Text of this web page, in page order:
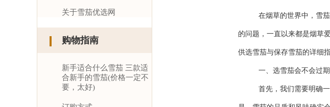
关于雪茄优选网
购物指南
新手适合什么雪茄 三款适
合新手的雪茄(价格一定不
要，太好)
在烟草的世界中，雪
的问题，一直以来都是烟草
供选雪茄与保存雪茄的详细指
一、选雪茄会不会过期
首先，我们需要明确